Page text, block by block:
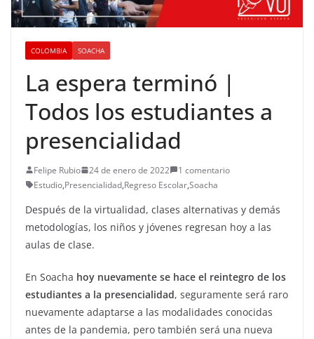
COLOMBIA SOACHA
La espera terminó |
Todos los estudiantes a
presencialidad
Felipe Rubio 24 de enero de 2022
1 comentario
Estudio,Presencialidad,Regreso Escolar,Soacha
Después de la virtualidad, clases alternativas y demás
metodologías, los niños y jóvenes regresan hoy a las
aulas de clase.
En Soacha hoy nuevamente se hace el reintegro de los
estudiantes a la presencialidad, seguramente será raro
nuevamente adaptarse a las modalidades conocidas
antes de la pandemia, pero también será una nueva